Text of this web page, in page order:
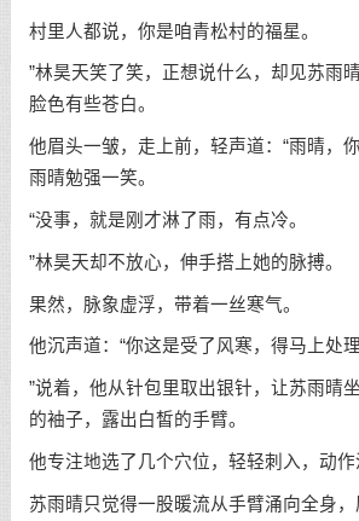
村里人都说，你是咱青松村的福星。
”林昊天笑了笑，正想说什么，却见苏雨
脸色有些苍白。
他眉头一皱，走上前，轻声道：“雨晴，
雨晴勉强一笑。
“没事，就是刚才淋了雨，有点冷。
”林昊天却不放心，伸手搭上她的脉搏。
果然，脉象虚浮，带着一丝寒气。
他沉声道：“你这是受了风寒，得马上处
”说着，他从针包里取出银针，让苏雨晴
的袖子，露出白皙的手臂。
他专注地选了几个穴位，轻轻刺入，动作
苏雨晴只觉得一股暖流从手臂涌向全身